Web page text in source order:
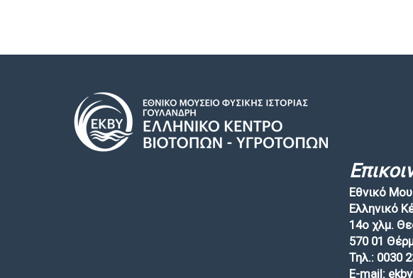
Εθνικό
Ελληνικό
14ο χλμ.
570 01
Τηλ.: 0030
E-mail: